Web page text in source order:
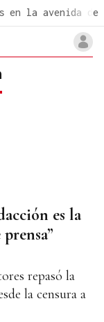
en la avenida de
es la
repasó la
la censura a